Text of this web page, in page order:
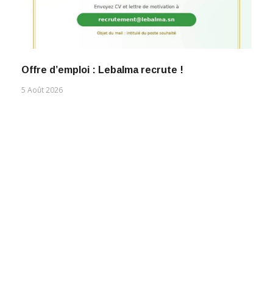
Offre d’emploi : Lebalma recrute !
5 Août 2026